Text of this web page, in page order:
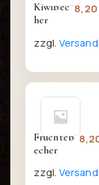
Kiwibec
her
zzgl.
Früchteb
echer
zzgl.